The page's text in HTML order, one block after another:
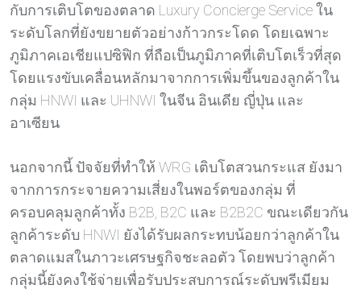
กับการเติบโตของตลาด Luxury Concierge Service ใน
ระดับโลกที่ยังขยายตัวอย่างก้าวกระโดด โดยเฉพาะ
ภูมิภาคเอเชียแปซิฟิก ที่ถือเป็นภูมิภาคที่เติบโตเร็วที่สุด
โดยแรงขับเคลื่อนหลักมาจากการเพิ่มขึ้นของลูกค้าใน
กลุ่ม HNWI และ UHNWI ในจีน อินเดีย ญี่ปุ่น และ
อาเซียน
นอกจากนี้ ปัจจัยที่ทำให้ WRG เติบโตสวนกระแส ยังมา
จากการกระจายความเสี่ยงในพอร์ตของกลุ่ม ที่
ครอบคลุมลูกค้าทั้ง B2B, B2C และ B2B2C ขณะเดียวกัน
ลูกค้าระดับ HNWI ยังได้รับผลกระทบน้อยกว่าลูกค้าใน
ตลาดแมสในภาวะเศรษฐกิจชะลอตัว โดยพบว่าลูกค้า
กลุ่มนี้ยังคงใช้จ่ายเพื่อรับประสบการณ์ระดับพรีเมียม